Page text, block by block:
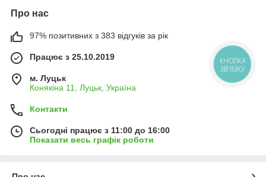
Про нас
97% позитивних з 383 відгуків за рік
Працює з 25.10.2019
м. Луцьк
Конякіна 11, Луцьк, Україна
Контакти
Сьогодні працює з 11:00 до 16:00
Показати весь графік роботи
КНОПКА
ЗВ'ЯЗКУ